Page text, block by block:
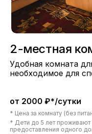
* Дети до 5 лет
предоставления одного
* Цена за комнату (без
2-местная
от 2000 ₽*/сутки
Удобная комната
необходимое для